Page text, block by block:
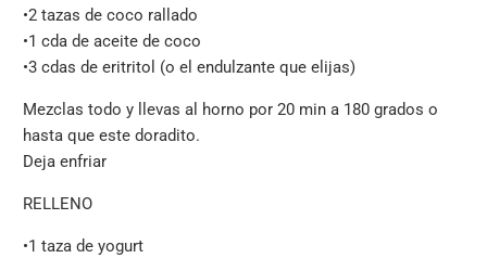
•2 tazas de coco rallado
•1 cda de aceite de coco
•3 cdas de eritritol (o el endulzante que elijas)
Mezclas todo y llevas al horno por 20 min a 180 grados o
hasta que este doradito.
Deja enfriar
RELLENO
•1 taza de yogurt